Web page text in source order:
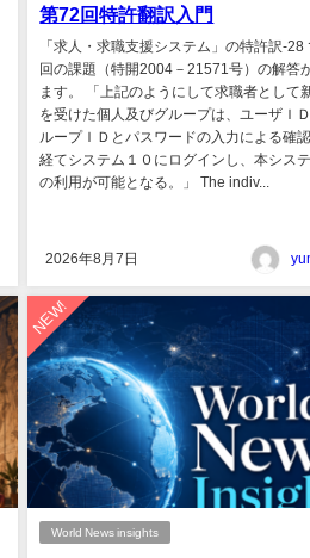
第72回特許翻訳入門
「求人・求職支援システム」の特許訳-28
回の課題（特開2004－21571号）の解答
ます。 「上記のようにして求職者として
を受けた個人及びグループは、ユーザＩ
ループＩＤとパスワードの入力による確
経てシステム１０にログインし、本シス
の利用が可能となる。」 The indiv...
2026年8月7日
NEW!
World News insights